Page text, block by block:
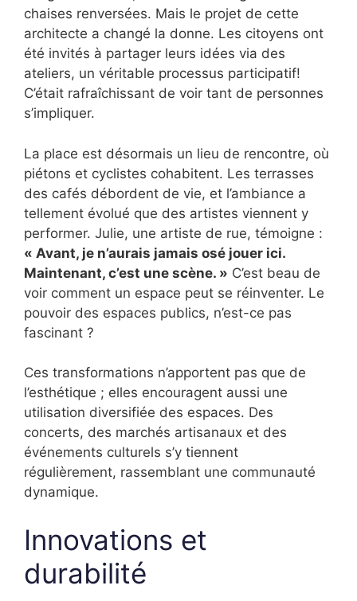
chaises renversées. Mais le projet de cette
architecte a changé la donne. Les citoyens ont
été invités à partager leurs idées via des
ateliers, un véritable processus participatif!
C’était rafraîchissant de voir tant de personnes
s’impliquer.
La place est désormais un lieu de rencontre, où
piétons et cyclistes cohabitent. Les terrasses
des cafés débordent de vie, et l’ambiance a
tellement évolué que des artistes viennent y
performer. Julie, une artiste de rue, témoigne :
« Avant, je n’aurais jamais osé jouer ici.
Maintenant, c’est une scène. » C’est beau de
voir comment un espace peut se réinventer. Le
pouvoir des espaces publics, n’est-ce pas
fascinant ?
Ces transformations n’apportent pas que de
l’esthétique ; elles encouragent aussi une
utilisation diversifiée des espaces. Des
concerts, des marchés artisanaux et des
événements culturels s’y tiennent
régulièrement, rassemblant une communauté
dynamique.
Innovations et
durabilité